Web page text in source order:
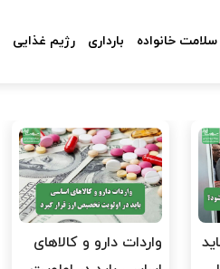
سلامت خانواده بارداری رژیم غذایی
واردات دارو و کالاهای